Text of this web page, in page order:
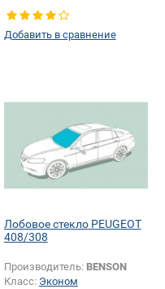
шумоизоляцией
Тип кузова:Внедорожник
Добавить в сравнение
Лобовое стекло PEUGEOT
408/308
Производитель: BENSON
Класс: Эконом